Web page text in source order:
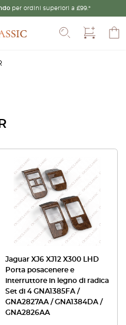
per ordini superiori a £99.*Cerca
Jaguar XJ6 XJ12 X300 LHD
Porta posacenere e
interruttore in legno di radica
Set di 4 GNA1385FA /
GNA2827AA / GNA1384DA /
GNA2826AA